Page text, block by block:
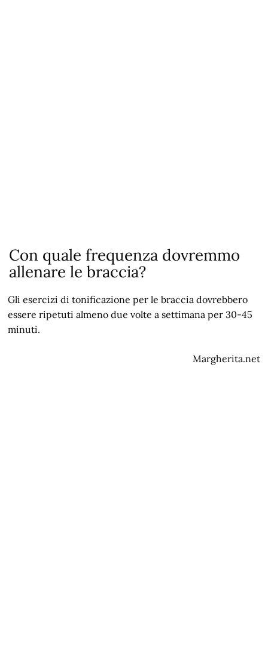
Con quale frequenza dovremmo
allenare le braccia?
Gli esercizi di tonificazione per le braccia dovrebbero
essere ripetuti almeno due volte a settimana per 30-45
minuti.
Margherita.net